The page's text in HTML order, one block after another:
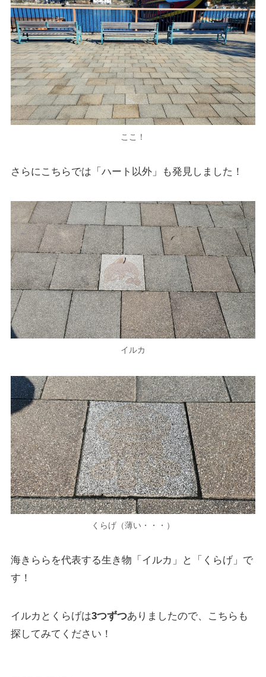
ここ！
さらにこちらでは「ハート以外」も発見しました！
イルカ
くらげ（薄い・・・）
海きららを代表する生き物「イルカ」と「くらげ」で
す！
イルカとくらげは3つずつありましたので、こちらも
探してみてください！